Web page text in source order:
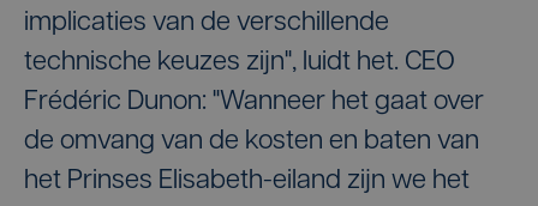
implicaties van de verschillende
technische keuzes zijn", luidt het. CEO
Frédéric Dunon: "Wanneer het gaat over
de omvang van de kosten en baten van
het Prinses Elisabeth-eiland zijn we het